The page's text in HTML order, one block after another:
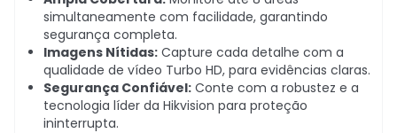
simultaneamente com facilidade, garantindo
segurança completa.
Imagens Nítidas: Capture cada detalhe com a
qualidade de vídeo Turbo HD, para evidências claras.
Segurança Confiável: Conte com a robustez e a
tecnologia líder da Hikvision para proteção
ininterrupta.